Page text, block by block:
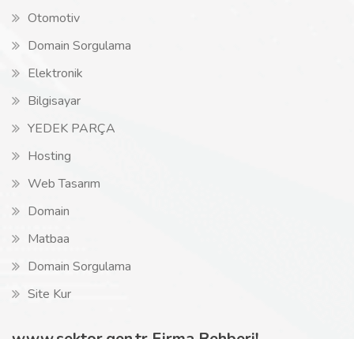
Otomotiv
Domain Sorgulama
Elektronik
Bilgisayar
YEDEK PARÇA
Hosting
Web Tasarım
Domain
Matbaa
Domain Sorgulama
Site Kur